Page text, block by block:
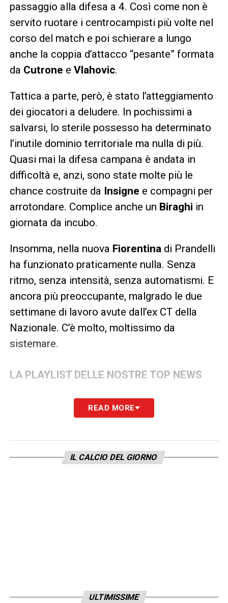
passaggio alla difesa a 4. Così come non è
servito ruotare i centrocampisti più volte nel
corso del match e poi schierare a lungo
anche la coppia d’attacco “pesante” formata
da Cutrone e Vlahovic.
Tattica a parte, però, è stato l’atteggiamento
dei giocatori a deludere. In pochissimi a
salvarsi, lo sterile possesso ha determinato
l’inutile dominio territoriale ma nulla di più.
Quasi mai la difesa campana è andata in
difficoltà e, anzi, sono state molte più le
chance costruite da Insigne e compagni per
arrotondare. Complice anche un Biraghi in
giornata da incubo.
Insomma, nella nuova Fiorentinadi Prandelli
ha funzionato praticamente nulla. Senza
ritmo, senza intensità, senza automatismi. E
ancora più preoccupante, malgrado le due
settimane di lavoro avute dall’ex CT della
Nazionale. C’è molto, moltissimo da
sistemare.
LA PLAYLIST DELLE NOSTRE TOP NEWS
READ MORE
IL CALCIO DEL GIORNO
ULTIMISSIME